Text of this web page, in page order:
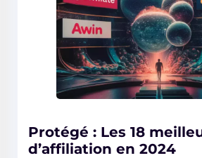
Protégé : Les 18
d’affiliation en 2024